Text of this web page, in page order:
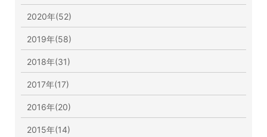
2020年(52)
2019年(58)
2018年(31)
2017年(17)
2016年(20)
2015年(14)